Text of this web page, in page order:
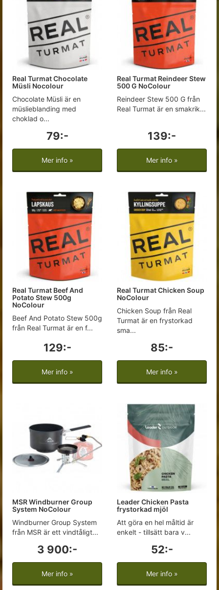
Real Turmat Chocolate
Müsli Nocolour
Chocolate Müsli är en
müslieblanding med
choklad o...
79:-
Mer info »
Real Turmat Reindeer Stew
500 G NoColour
Reindeer Stew 500 G från
Real Turmat är en smakrik...
139:-
Mer info »
Real Turmat Beef And
Potato Stew 500g
NoColour
Beef And Potato Stew 500g
från Real Turmat är en f...
129:-
Mer info »
Real Turmat Chicken Soup
NoColour
Chicken Soup från Real
Turmat är en frystorkad
sma...
85:-
Mer info »
MSR Windburner Group
System NoColour
Windburner Group System
från MSR är ett vindtåligt...
3 900:-
Mer info »
Leader Chicken Pasta
frystorkad mjöl
Att göra en hel måltid är
enkelt - tillsätt bara v...
52:-
Mer info »